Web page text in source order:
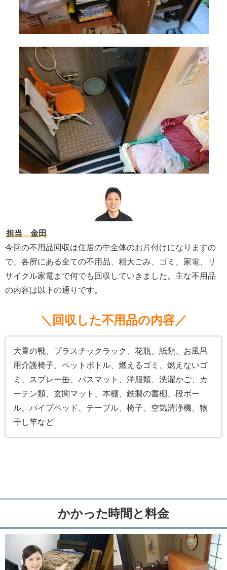
担当 金田
今回の不用品回収は住居の中全体のお片付けになりますの
で、各所にある全ての不用品、粗大ごみ、ゴミ、家電、リ
サイクル家電まで何でも回収していきました。主な不用品
の内容は以下の通りです。
＼回収した不用品の内容／
大量の靴、プラスチックラック、花瓶、紙類、お風呂
用介護椅子、ペットボトル、燃えるゴミ、燃えないゴ
ミ、スプレー缶、バスマット、洋服類、洗濯かご、カ
ーテン類、玄関マット、本棚、鉄製の書棚、段ボー
ル、パイプベッド、テーブル、椅子、空気清浄機、物
干し竿など
かかった時間と料金